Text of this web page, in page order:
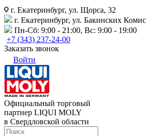
г. Екатеринбург, ул. Щорса, 32
г. Екатеринбург, ул. Бакинских
Пн-Сб: 9:00 - 21:00, Вс: 9:00 - 19:00
+7 (343) 237-24-00
Заказать звонок
Войти
Официальный торговый
партнер LIQUI MOLY
в Свердловской области